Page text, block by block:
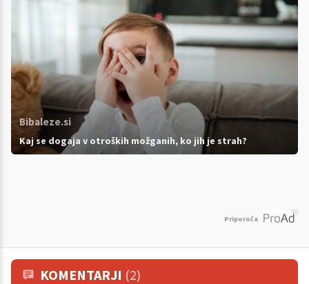
Bibaleze.si
Kaj se dogaja v otroških možganih, ko jih je strah?
Priporoča
KOMENTARJI (2)